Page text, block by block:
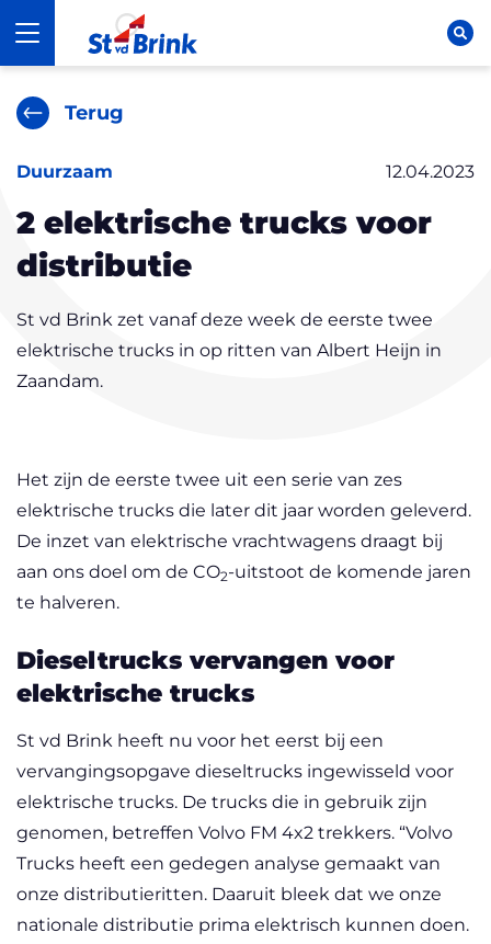
Ga naar content
Open navigatie
St vd Brink
Terug
Duurzaam 12.04.2023
2 elektrische trucks voor
distributie
St vd Brink zet vanaf deze week de eerste twee
elektrische trucks in op ritten van Albert Heijn in
Zaandam.
Het zijn de eerste twee uit een serie van zes
elektrische trucks die later dit jaar worden geleverd.
De inzet van elektrische vrachtwagens draagt bij
aan ons doel om de CO2-uitstoot de komende jaren
te halveren.
Dieseltrucks vervangen voor
elektrische trucks
St vd Brink heeft nu voor het eerst bij een
vervangingsopgave dieseltrucks ingewisseld voor
elektrische trucks. De trucks die in gebruik zijn
genomen, betreffen Volvo FM 4x2 trekkers. “Volvo
Trucks heeft een gedegen analyse gemaakt van
onze distributieritten. Daaruit bleek dat we onze
nationale distributie prima elektrisch kunnen doen.